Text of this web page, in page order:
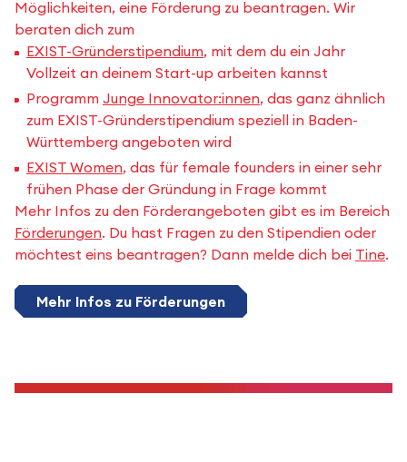
Möglichkeiten, eine Förderung zu beantragen. Wir
beraten dich zum
EXIST-Gründerstipendium, mit dem du ein Jahr
Vollzeit an deinem Start-up arbeiten kannst
Programm Junge Innovator:innen, das ganz ähnlich
zum EXIST-Gründerstipendium speziell in Baden-
Württemberg angeboten wird
EXIST Women, das für female founders in einer sehr
frühen Phase der Gründung in Frage kommt
Mehr Infos zu den Förderangeboten gibt es im Bereich
Förderungen. Du hast Fragen zu den Stipendien oder
möchtest eins beantragen? Dann melde dich bei Tine.
Mehr Infos zu Förderungen